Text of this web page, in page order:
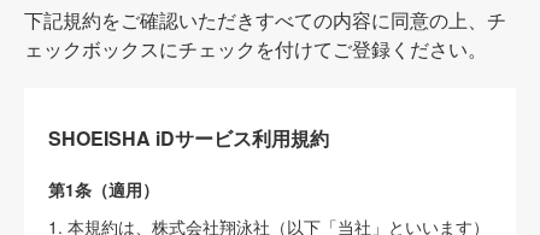
下記規約をご確認いただきすべての内容に同意の上、チ
ェックボックスにチェックを付けてご登録ください。
SHOEISHA iDサービス利用規約
第1条（適用）
1. 本規約は、株式会社翔泳社（以下「当社」といいます）